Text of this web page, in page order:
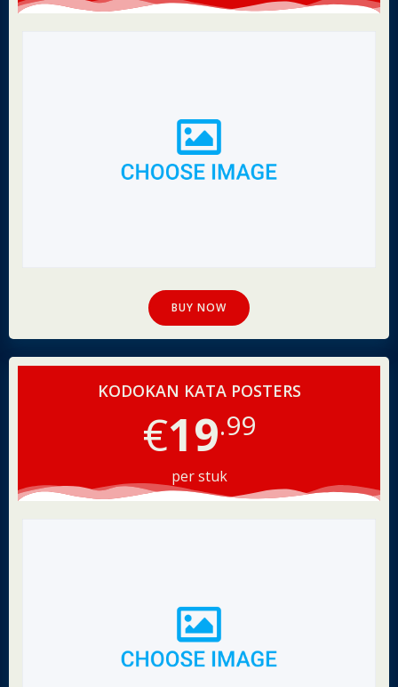
BUY NOW
KODOKAN KATA POSTERS
€19.99
per stuk